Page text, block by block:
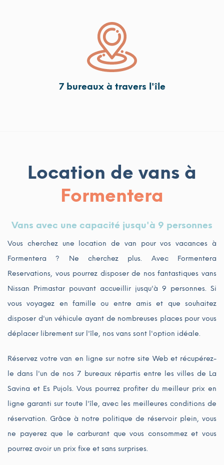
7 bureaux à travers l'île
Location de vans à
Formentera
Vans avec une capacité jusqu'à 9 personnes
Vous cherchez une location de van pour vos vacances à
Formentera ? Ne cherchez plus. Avec Formentera
Reservations, vous pourrez disposer de nos fantastiques vans
Nissan Primastar pouvant accueillir jusqu'à 9 personnes. Si
vous voyagez en famille ou entre amis et que souhaitez
disposer d'un véhicule ayant de nombreuses places pour vous
déplacer librement sur l'île, nos vans sont l'option idéale.
Réservez votre van en ligne sur notre site Web et récupérez-
le dans l'un de nos 7 bureaux répartis entre les villes de La
Savina et Es Pujols. Vous pourrez profiter du meilleur prix en
ligne garanti sur toute l'île, avec les meilleures conditions de
réservation. Grâce à notre politique de réservoir plein, vous
ne payerez que le carburant que vous consommez et vous
pourrez avoir un prix fixe et sans surprises.